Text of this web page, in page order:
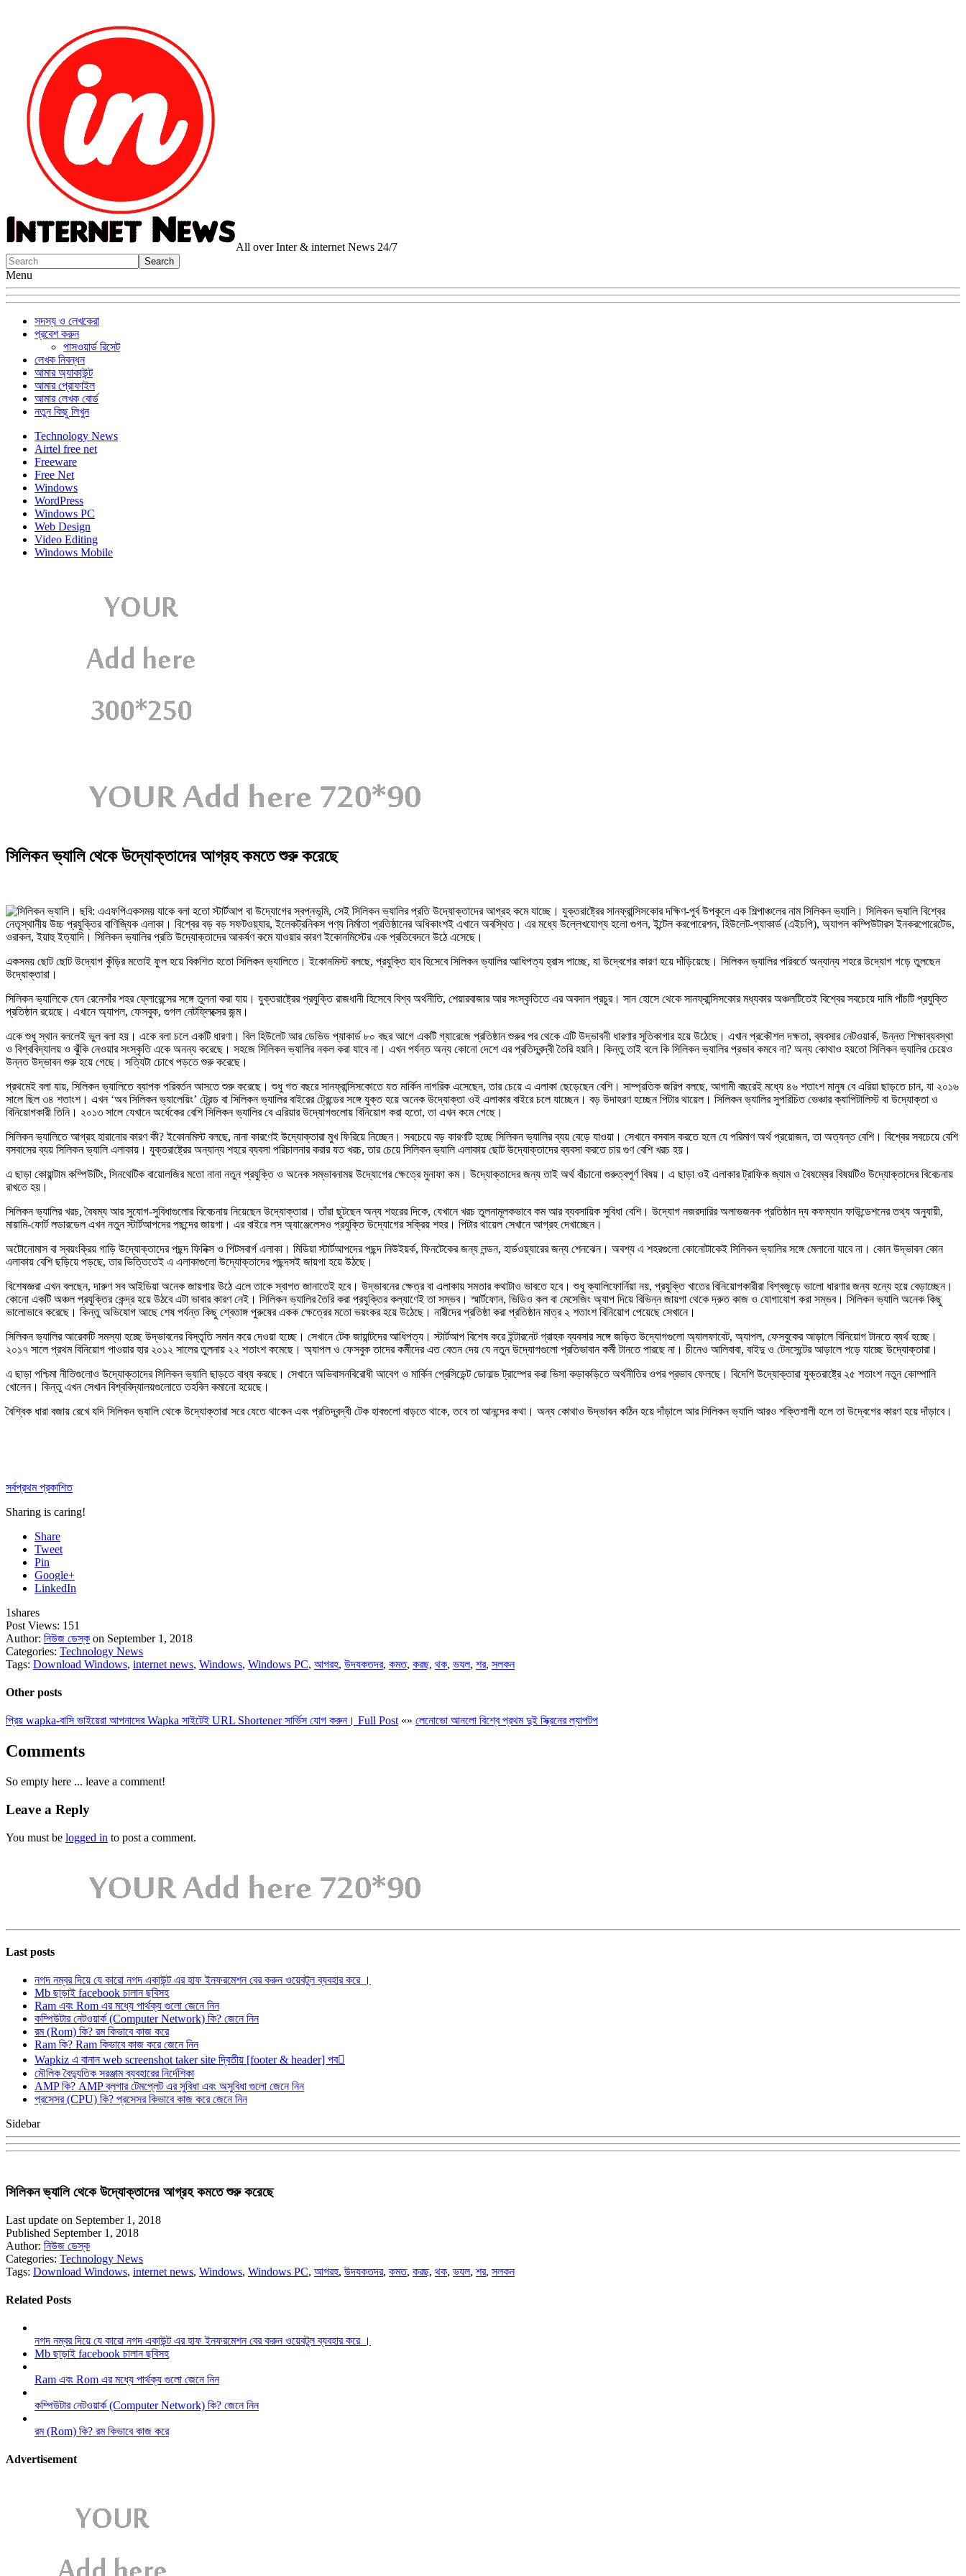
All over Inter & internet News 24/7
Menu
সদস্য ও লেখকেরা
প্রবেশ করুন
পাসওয়ার্ড রিসেট
লেখক নিবন্ধন
আমার অ্যাকাউন্ট
আমার প্রোফাইল
আমার লেখক বোর্ড
নতুন কিছু লিখুন
Technology News
Airtel free net
Freeware
Free Net
Windows
WordPress
Windows PC
Web Design
Video Editing
Windows Mobile
সিলিকন ভ্যালি থেকে উদ্যোক্তাদের আগ্রহ কমতে শুরু করেছে
একসময় যাকে বলা হতো স্টার্টআপ বা উদ্যোগের স্বপ্নভূমি, সেই সিলিকন ভ্যালির প্রতি উদ্যোক্তাদের আগ্রহ কমে যাচ্ছে। যুক্তরাষ্ট্রের সানফ্রান্সিসকোর দক্ষিণ-পূর্ব উপকূলে এক শিল্পাঞ্চলের নাম সিলিকন ভ্যালি। সিলিকন ভ্যালি বিশ্বের
নেতৃস্থানীয় উচ্চ প্রযুক্তির বাণিজ্যিক এলাকা। বিশ্বের বড় বড় সফটওয়্যার, ইলেকট্রনিকস পণ্য নির্মাতা প্রতিষ্ঠানের অধিকাংশই এখানে অবস্থিত। এর মধ্যে উল্লেখযোগ্য হলো গুগল, ইন্টেল করপোরেশন, হিউলেট-প্যাকার্ড (এইচপি), অ্যাপল কম্পিউটারস ইনকরপোরেটেড,
ওরাকল, ইয়াহু ইত্যাদি। সিলিকন ভ্যালির প্রতি উদ্যোক্তাদের আকর্ষণ কমে যাওয়ার কারণ ইকোনমিস্টের এক প্রতিবেদনে উঠে এসেছে।
একসময় ছোট ছোট উদ্যোগ কুঁড়ির মতোই ফুল হয়ে বিকশিত হতো সিলিকন ভ্যালিতে। ইকোনমিস্ট বলছে, প্রযুক্তি হাব হিসেবে সিলিকন ভ্যালির আধিপত্য হ্রাস পাচ্ছে, যা উদ্বেগের কারণ হয়ে দাঁড়িয়েছে। সিলিকন ভ্যালির পরিবর্তে অন্যান্য শহরে উদ্যোগ গড়ে তুলছেন
উদ্যোক্তারা।
সিলিকন ভ্যালিকে যেন রেনেসাঁর শহর ফ্লোরেন্সের সঙ্গে তুলনা করা যায়। যুক্তরাষ্ট্রের প্রযুক্তি রাজধানী হিসেবে বিশ্ব অর্থনীতি, শেয়ারবাজার আর সংস্কৃতিতে এর অবদান প্রচুর। সান হোসে থেকে সানফ্রান্সিসকোর মধ্যকার অঞ্চলটিতেই বিশ্বের সবচেয়ে দামি পাঁচটি প্রযুক্তি
প্রতিষ্ঠান রয়েছে। এখানে অ্যাপল, ফেসবুক, গুগল নেটফ্লিক্সের জন্ম।
একে শুধু স্থান বললেই ভুল বলা হয়। একে বলা চলে একটি ধারণা। বিল হিউলেট আর ডেভিড প্যাকার্ড ৮০ বছর আগে একটি গ্যারেজে প্রতিষ্ঠান শুরুর পর থেকে এটি উদ্ভাবনী ধারণার সূতিকাগার হয়ে উঠেছে। এখান প্রকৌশল দক্ষতা, ব্যবসার নেটওয়ার্ক, উন্নত শিক্ষাব্যবস্থা
ও বিশ্ববিদ্যালয় ও ঝুঁকি নেওয়ার সংস্কৃতি একে অনন্য করেছে। সহজে সিলিকন ভ্যালির নকল করা যাবে না। এখন পর্যন্ত অন্য কোনো দেশে এর প্রতিদ্বন্দ্বী তৈরি হয়নি। কিন্তু তাই বলে কি সিলিকন ভ্যালির প্রভাব কমবে না? অন্য কোথাও হয়তো সিলিকন ভ্যালির চেয়েও
উন্নত উদ্ভাবন শুরু হয়ে গেছে। সত্যিটা চোখে পড়তে শুরু করেছে।
প্রথমেই বলা যায়, সিলিকন ভ্যালিতে ব্যাপক পরিবর্তন আসতে শুরু করেছে। শুধু গত বছরে সানফ্রান্সিসকোতে যত মার্কিন নাগরিক এসেছেন, তার চেয়ে এ এলাকা ছেড়েছেন বেশি। সাম্প্রতিক জরিপ বলছে, আগামী বছরেই মধ্যে ৪৬ শতাংশ মানুষ বে এরিয়া ছাড়তে চান, যা ২০১৬
সালে ছিল ৩৪ শতাংশ। এখন ‘অব সিলিকন ভ্যালেয়িং’ ট্রেন্ড বা সিলিকন ভ্যালির বাইরের ট্রেন্ডের সঙ্গে যুক্ত হয়ে অনেক উদ্যোক্তা ওই এলাকার বাইরে চলে যাচ্ছেন। বড় উদাহরণ হচ্ছেন পিটার থায়েল। সিলিকন ভ্যালির সুপরিচিত ভেঞ্চার ক্যাপিটালিস্ট বা উদ্যোক্তা ও
বিনিয়োগকারী তিনি। ২০১৩ সালে যেখানে অর্ধেকের বেশি সিলিকন ভ্যালির বে এরিয়ার উদ্যোগগুলোয় বিনিয়োগ করা হতো, তা এখন কমে গেছে।
সিলিকন ভ্যালিতে আগ্রহ হারানোর কারণ কী? ইকোনমিস্ট বলছে, নানা কারণেই উদ্যোক্তারা মুখ ফিরিয়ে নিচ্ছেন। সবচেয়ে বড় কারণটি হচ্ছে সিলিকন ভ্যালির ব্যয় বেড়ে যাওয়া। সেখানে বসবাস করতে হলে যে পরিমাণ অর্থ প্রয়োজন, তা অত্যন্ত বেশি। বিশ্বের সবচেয়ে বেশি
বসবাসের ব্যয় সিলিকন ভ্যালি এলাকায়। যুক্তরাষ্ট্রের অন্যান্য শহরে ব্যবসা পরিচালনার করার যত খরচ, তার চেয়ে সিলিকন ভ্যালি এলাকায় ছোট উদ্যোক্তাদের ব্যবসা করতে চার গুণ বেশি খরচ হয়।
এ ছাড়া কোয়ান্টাম কম্পিউটিং, সিনথেটিক বায়োলজির মতো নানা নতুন প্রযুক্তি ও অনেক সম্ভাবনাময় উদ্যোগের ক্ষেত্রে মুনাফা কম। উদ্যোক্তাদের জন্য তাই অর্থ বাঁচানো গুরুত্বপূর্ণ বিষয়। এ ছাড়া ওই এলাকার ট্রাফিক জ্যাম ও বৈষম্যের বিষয়টিও উদ্যোক্তাদের বিবেচনায়
রাখতে হয়।
সিলিকন ভ্যালির খরচ, বৈষম্য আর সুযোগ-সুবিধাগুলোর বিবেচনায় নিয়েছেন উদ্যোক্তারা। তাঁরা ছুটছেন অন্য শহরের দিকে, যেখানে খরচ তুলনামূলকভাবে কম আর ব্যবসায়িক সুবিধা বেশি। উদ্যোগ নজরদারির অলাভজনক প্রতিষ্ঠান দ্য কফম্যান ফাউন্ডেশনের তথ্য অনুযায়ী,
মায়ামি-ফোর্ট লডারডেল এখন নতুন স্টার্টআপদের পছন্দের জায়গা। এর বাইরে লস অ্যাঞ্জেলেসও প্রযুক্তি উদ্যোগের সক্রিয় শহর। পিটার থায়েল সেখানে আগ্রহ দেখাচ্ছেন।
অটোনোমাস বা স্বয়ংক্রিয় গাড়ি উদ্যোক্তাদের পছন্দ ফিনিক্স ও পিটসবার্গ এলাকা। মিডিয়া স্টার্টআপদের পছন্দ নিউইয়র্ক, ফিনটেকের জন্য লন্ডন, হার্ডওয়্যারের জন্য শেনঝেন। অবশ্য এ শহরগুলো কোনোটাকেই সিলিকন ভ্যালির সঙ্গে মেলানো যাবে না। কোন উদ্ভাবন কোন
এলাকায় বেশি ছড়িয়ে পড়ছে, তার ভিত্তিতেই এ এলাকাগুলো উদ্যোক্তাদের পছন্দসই জায়গা হয়ে উঠছে।
বিশেষজ্ঞরা এখন বলছেন, দারুণ সব আইডিয়া অনেক জায়গায় উঠে এলে তাকে স্বাগত জানাতেই হবে। উদ্ভাবনের ক্ষেত্র বা এলাকায় সমতার কথাটাও ভাবতে হবে। শুধু ক্যালিফোর্নিয়া নয়, প্রযুক্তি খাতের বিনিয়োগকারীরা বিশ্বজুড়ে ভালো ধারণার জন্য হন্যে হয়ে বেড়াচ্ছেন।
কোনো একটি অঞ্চল প্রযুক্তির কেন্দ্র হয়ে উঠবে এটা ভাবার কারণ নেই। সিলিকন ভ্যালির তৈরি করা প্রযুক্তির কল্যাণেই তা সম্ভব। স্মার্টফোন, ভিডিও কল বা মেসেজিং অ্যাপ দিয়ে বিভিন্ন জায়গা থেকে দ্রুত কাজ ও যোগাযোগ করা সম্ভব। সিলিকন ভ্যালি অনেক কিছু
ভালোভাবে করেছে। কিন্তু অভিযোগ আছে শেষ পর্যন্ত কিছু শ্বেতাঙ্গ পুরুষের একক ক্ষেত্রের মতো ভয়ংকর হয়ে উঠেছে। নারীদের প্রতিষ্ঠা করা প্রতিষ্ঠান মাত্র ২ শতাংশ বিনিয়োগ পেয়েছে সেখানে।
সিলিকন ভ্যালির আরেকটি সমস্যা হচ্ছে উদ্ভাবনের বিস্তৃতি সমান করে দেওয়া হচ্ছে। সেখানে টেক জায়ান্টদের আধিপত্য। স্টার্টআপ বিশেষ করে ইন্টারনেট গ্রাহক ব্যবসার সঙ্গে জড়িত উদ্যোগগুলো অ্যালফাবেট, অ্যাপল, ফেসবুকের আড়ালে বিনিয়োগ টানতে ব্যর্থ হচ্ছে।
২০১৭ সালে প্রথম বিনিয়োগ পাওয়ার হার ২০১২ সালের তুলনায় ২২ শতাংশ কমেছে। অ্যাপল ও ফেসবুক তাদের কর্মীদের এত বেতন দেয় যে নতুন উদ্যোগগুলো প্রতিভাবান কর্মী টানতে পারছে না। চীনেও আলিবাবা, বাইদু ও টেনসেন্টের আড়ালে পড়ে যাচ্ছে উদ্যোক্তারা।
এ ছাড়া পশ্চিমা নীতিগুলোও উদ্যোক্তাদের সিলিকন ভ্যালি ছাড়তে বাধ্য করছে। সেখানে অভিবাসনবিরোধী আবেগ ও মার্কিন প্রেসিডেন্ট ডোনাল্ড ট্রাম্পের করা ভিসা কড়াকড়িতে অর্থনীতির ওপর প্রভাব ফেলছে। বিদেশি উদ্যোক্তারা যুক্তরাষ্ট্রে ২৫ শতাংশ নতুন কোম্পানি
খোলেন। কিন্তু এখন সেখান বিশ্ববিদ্যালয়গুলোতে তহবিল কমানো হয়েছে।
বৈশ্বিক ধারা বজায় রেখে যদি সিলিকন ভ্যালি থেকে উদ্যোক্তারা সরে যেতে থাকেন এবং প্রতিদ্বন্দ্বী টেক হাবগুলো বাড়তে থাকে, তবে তা আনন্দের কথা। অন্য কোথাও উদ্ভাবন কঠিন হয়ে দাঁড়ালে আর সিলিকন ভ্যালি আরও শক্তিশালী হলে তা উদ্বেগের কারণ হয়ে দাঁড়াবে।
সর্বপ্রথম প্রকাশিত
Sharing is caring!
Share
Tweet
Pin
Google+
LinkedIn
1shares
Post Views: 151
Author: নিউজ ডেস্ক on September 1, 2018
Categories: Technology News
Tags: Download Windows, internet news, Windows, Windows PC, আগরহ, উদযকতদর, কমত, করছ, থক, ভযল, শর, সলকন
Other posts
প্রিয় wapka-বাসি ভাইয়েরা আপনাদের Wapka সাইটেই URL Shortener সার্ভিস যোগ করুন। Full Post «» লেনোভো আনলো বিশ্বে প্রথম দুই স্ক্রিনের ল্যাপটপ
Comments
So empty here ... leave a comment!
Leave a Reply
You must be logged in to post a comment.
Last posts
নগদ নম্বর দিয়ে যে কারো নগদ একাউন্ট এর হাফ ইনফরমেশন বের করুন ওয়েবটুল ব্যবহার করে ।
Mb ছাড়াই facebook চালান ছবিসহ
Ram এবং Rom এর মধ্যে পার্থক্য গুলো জেনে নিন
কম্পিউটার নেটওয়ার্ক (Computer Network) কি? জেনে নিন
রম (Rom) কি? রম কিভাবে কাজ করে
Ram কি? Ram কিভাবে কাজ করে জেনে নিন
Wapkiz এ বানান web screenshot taker site দ্বিতীয় [footer & header] পব
মৌলিক বৈদ্যুতিক সরঞ্জাম ব্যবহারের নির্দেশিকা
AMP কি? AMP ব্লগার টেমপ্লেট এর সুবিধা এবং অসুবিধা গুলো জেনে নিন
প্রসেসর (CPU) কি? প্রসেসর কিভাবে কাজ করে জেনে নিন
Sidebar
সিলিকন ভ্যালি থেকে উদ্যোক্তাদের আগ্রহ কমতে শুরু করেছে
Last update on September 1, 2018
Published September 1, 2018
Author: নিউজ ডেস্ক
Categories: Technology News
Tags: Download Windows, internet news, Windows, Windows PC, আগরহ, উদযকতদর, কমত, করছ, থক, ভযল, শর, সলকন
Related Posts
নগদ নম্বর দিয়ে যে কারো নগদ একাউন্ট এর হাফ ইনফরমেশন বের করুন ওয়েবটুল ব্যবহার করে ।
Mb ছাড়াই facebook চালান ছবিসহ
Ram এবং Rom এর মধ্যে পার্থক্য গুলো জেনে নিন
কম্পিউটার নেটওয়ার্ক (Computer Network) কি? জেনে নিন
রম (Rom) কি? রম কিভাবে কাজ করে
Advertisement